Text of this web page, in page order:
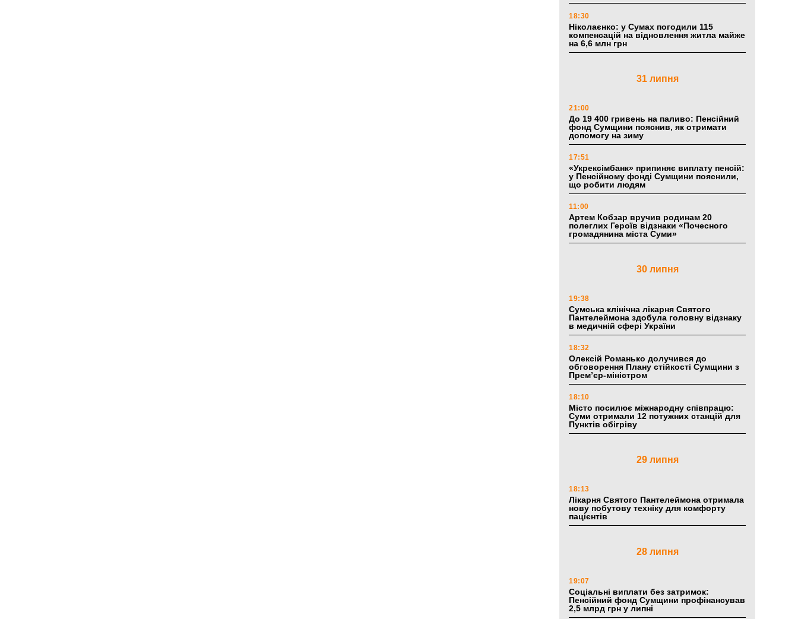
18:30
Ніколаєнко: у Сумах погодили 115
компенсацій на відновлення житла майже
на 6,6 млн грн
31 липня
21:00
До 19 400 гривень на паливо: Пенсійний
фонд Сумщини пояснив, як отримати
допомогу на зиму
17:51
«Укрексімбанк» припиняє виплату пенсій:
у Пенсійному фонді Сумщини пояснили,
що робити людям
11:00
Артем Кобзар вручив родинам 20
полеглих Героїв відзнаки «Почесного
громадянина міста Суми»
30 липня
19:38
Сумська клінічна лікарня Святого
Пантелеймона здобула головну відзнаку
в медичній сфері України
18:32
Олексій Романько долучився до
обговорення Плану стійкості Сумщини з
Прем’єр-міністром
18:10
Місто посилює міжнародну співпрацю:
Суми отримали 12 потужних станцій для
Пунктів обігріву
29 липня
18:13
Лікарня Святого Пантелеймона отримала
нову побутову техніку для комфорту
пацієнтів
28 липня
19:07
Соціальні виплати без затримок:
Пенсійний фонд Сумщини профінансував
2,5 млрд грн у липні